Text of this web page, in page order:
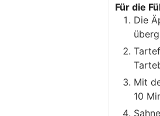
Für die
Die
Mit
10